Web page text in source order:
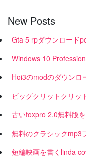
New Posts
Gta 5 rpダウンロード
Windows 10
Hoi3のmodのダウンロ
ビッグクリットクリッ
古いfoxpro 2.0無料版
無料のクラシックmp3
短編映画を書くlinda